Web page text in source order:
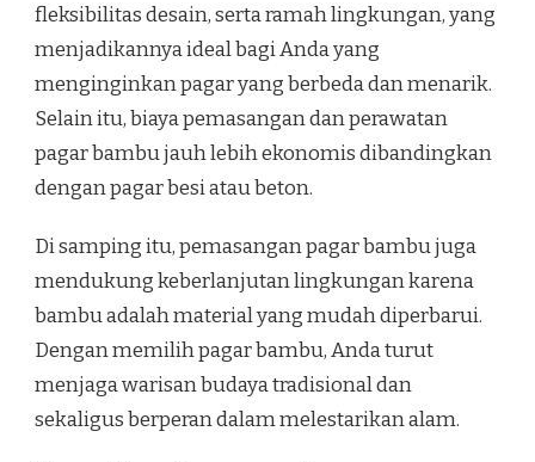
fleksibilitas desain, serta ramah lingkungan, yang
menjadikannya ideal bagi Anda yang
menginginkan pagar yang berbeda dan menarik.
Selain itu, biaya pemasangan dan perawatan
pagar bambu jauh lebih ekonomis dibandingkan
dengan pagar besi atau beton.
Di samping itu, pemasangan pagar bambu juga
mendukung keberlanjutan lingkungan karena
bambu adalah material yang mudah diperbarui.
Dengan memilih pagar bambu, Anda turut
menjaga warisan budaya tradisional dan
sekaligus berperan dalam melestarikan alam.